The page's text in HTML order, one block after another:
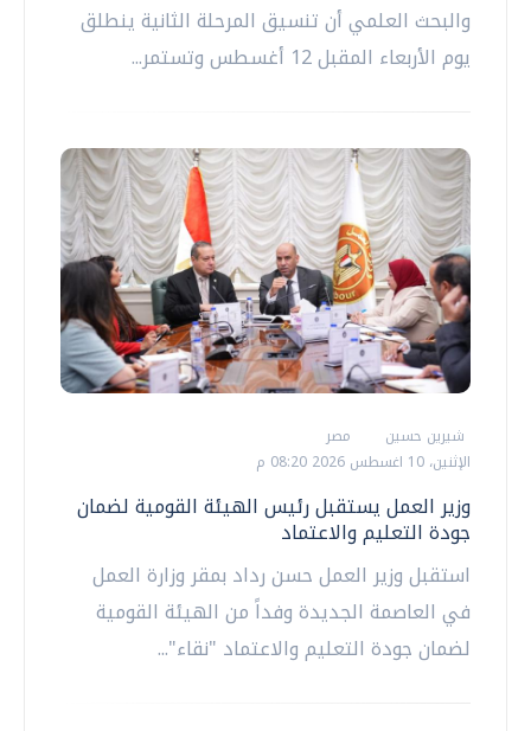
والبحث العلمي أن تنسيق المرحلة الثانية ينطلق
يوم الأربعاء المقبل 12 أغسطس وتستمر...
شيرين حسين
مصر
الإثنين، 10 اغسطس 2026 08:20 م
وزير العمل يستقبل رئيس الهيئة القومية لضمان
جودة التعليم والاعتماد
استقبل وزير العمل حسن رداد بمقر وزارة العمل
في العاصمة الجديدة وفداً من الهيئة القومية
لضمان جودة التعليم والاعتماد "نقاء"...